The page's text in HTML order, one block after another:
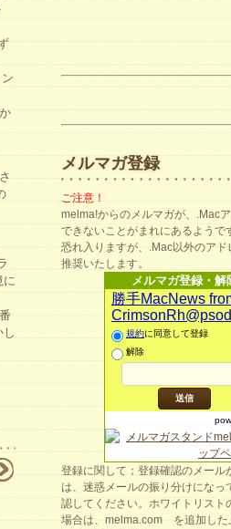
メルマガ登録
ご注意！
melma!からのメルマガが、.Mac
できないことがまれにあるようで
恐れ入りますが、.Mac以外のアド
推奨いたします。
メルマガ登録・解
勝手MacNews
規約に同意して登録
解除
登録に関して；登録確認のメール
は、迷惑メールの振り分けになっ
認してください。ホワイトリスト
場合は、melma.com を追加した